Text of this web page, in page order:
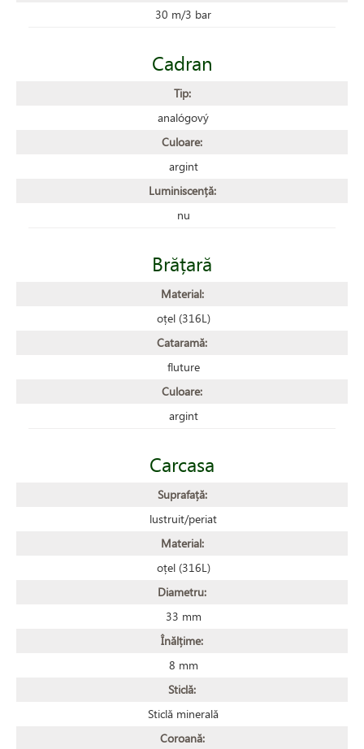
30 m/3 bar
Cadran
Tip:
analógový
Culoare:
argint
Luminiscență:
nu
Brățară
Material:
oțel (316L)
Cataramă:
fluture
Culoare:
argint
Carcasa
Suprafață:
lustruit/periat
Material:
oțel (316L)
Diametru:
33 mm
Înălțime:
8 mm
Sticlă:
Sticlă minerală
Coroană: